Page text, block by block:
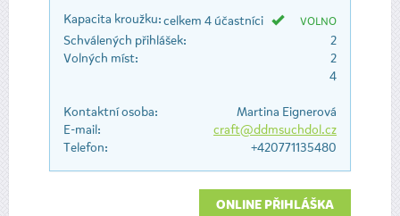
Kapacita kroužku:celkem 4 účastníci VOLNO
Schválených přihlášek:
2
Volných míst:
2
4
Kontaktní osoba:
Martina Eignerová
E-mail:
craft@ddmsuchdol.cz
Telefon:
+420771135480
ONLINE PŘIHLÁŠKA